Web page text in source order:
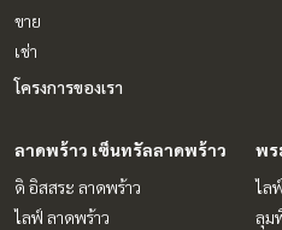
ขาย
เช่า
โครงการของเรา
ลาดพร้าว เซ็นทรัลลาดพร้าว
ดิ อิสสระ ลาดพร้าว
ไลฟ์ ลาดพร้าว
พร
ไล
ลุม